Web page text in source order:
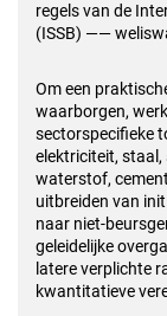
regels van de
(ISSB) ——
Om een
waarborgen,
sectorspecifieke
elektriciteit,
waterstof,
uitbreiden van
naar niet-
geleidelijke
latere verplichte
kwantitatieve